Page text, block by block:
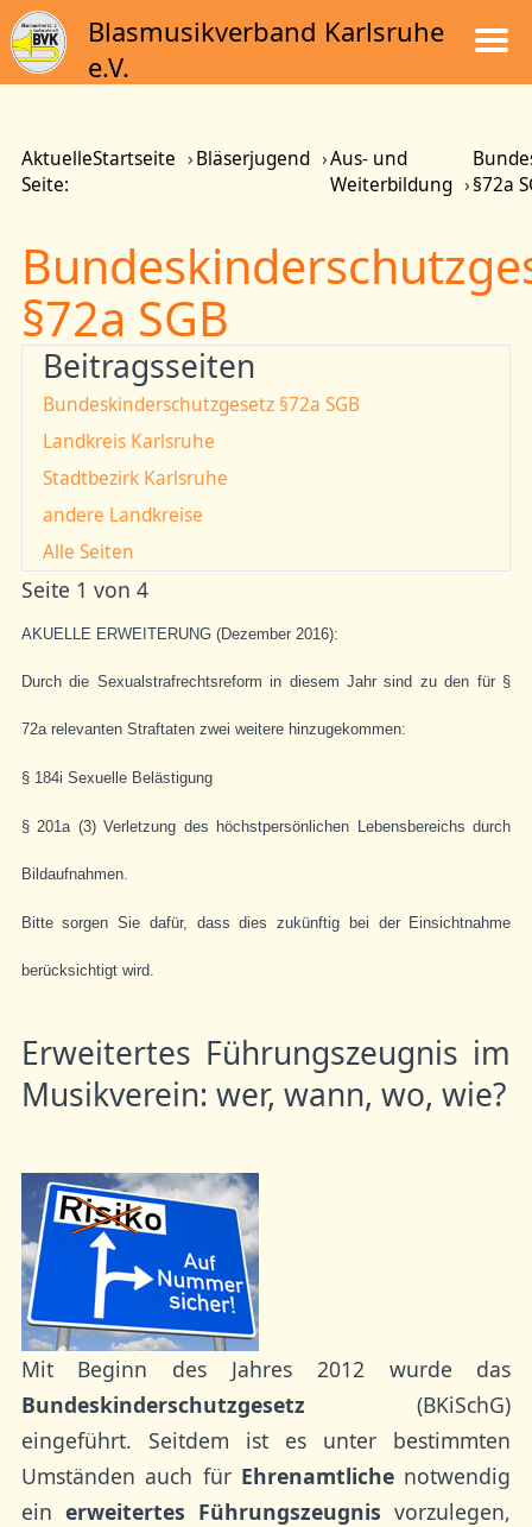
Blasmusikverband Karlsruhe
e.V.
Aktuelle
Seite:
Startseite Bläserjugend
Aus- und
Weiterbildung
§72a
§72a SGB
Beitragsseiten
Bundeskinderschutzgesetz §72a SGB
Landkreis Karlsruhe
Stadtbezirk Karlsruhe
andere Landkreise
Alle Seiten
Seite 1 von 4
AKUELLE ERWEITERUNG (Dezember 2016):
Durch die Sexualstrafrechtsreform in diesem Jahr sind zu den für §
72a relevanten Straftaten zwei weitere hinzugekommen:
§ 184i Sexuelle Belästigung
§ 201a (3) Verletzung des höchstpersönlichen Lebensbereichs durch
Bildaufnahmen.
Bitte sorgen Sie dafür, dass dies zukünftig bei der Einsichtnahme
berücksichtigt wird.
Erweitertes Führungszeugnis im
Musikverein: wer, wann, wo, wie?
Mit Beginn des Jahres 2012 wurde das
Bundeskinderschutzgesetz (BKiSchG)
eingeführt. Seitdem ist es unter bestimmten
Umständen auch für Ehrenamtlichenotwendig
ein erweitertes Führungszeugnis vorzulegen,